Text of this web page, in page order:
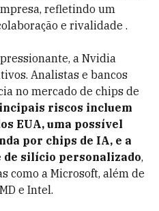
refletindo um
e rivalidade .
a Nvidia
Analistas e bancos
no mercado de chips de
riscos incluem
EUA, uma possível
por chips de IA, e a
silício personalizado,
como a Microsoft, além de
e Intel.